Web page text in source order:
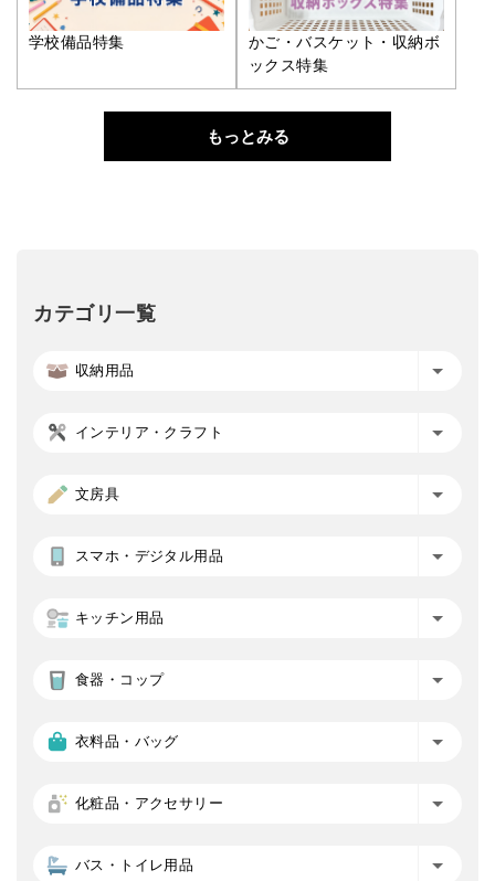
学校備品特集
かご・バスケット・収納ボ
ックス特集
もっとみる
カテゴリ一覧
収納用品
インテリア・クラフト
文房具
スマホ・デジタル用品
キッチン用品
食器・コップ
衣料品・バッグ
化粧品・アクセサリー
バス・トイレ用品